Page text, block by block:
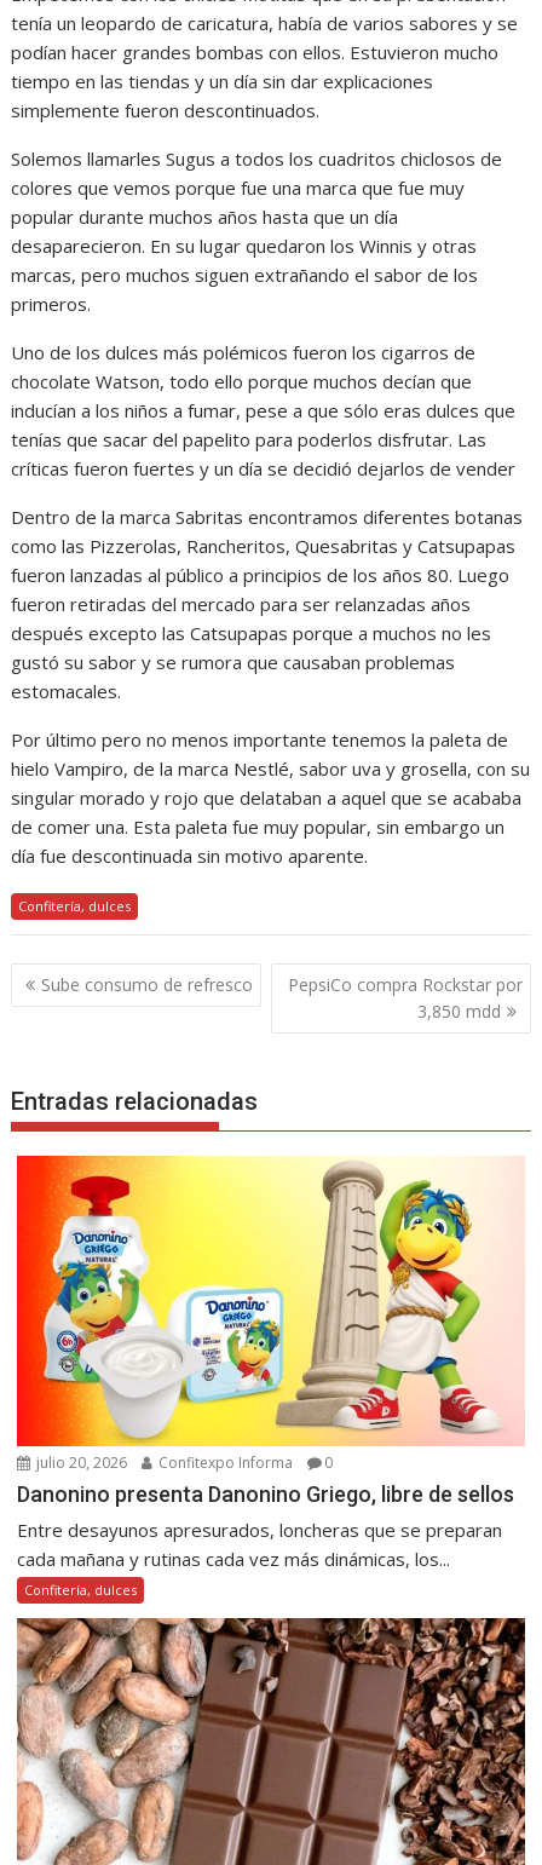
tenía un leopardo de caricatura, había de varios sabores y se
podían hacer grandes bombas con ellos. Estuvieron mucho
tiempo en las tiendas y un día sin dar explicaciones
simplemente fueron descontinuados.
Solemos llamarles Sugus a todos los cuadritos chiclosos de
colores que vemos porque fue una marca que fue muy
popular durante muchos años hasta que un día
desaparecieron. En su lugar quedaron los Winnis y otras
marcas, pero muchos siguen extrañando el sabor de los
primeros.
Uno de los dulces más polémicos fueron los cigarros de
chocolate Watson, todo ello porque muchos decían que
inducían a los niños a fumar, pese a que sólo eras dulces que
tenías que sacar del papelito para poderlos disfrutar. Las
críticas fueron fuertes y un día se decidió dejarlos de vender
Dentro de la marca Sabritas encontramos diferentes botanas
como las Pizzerolas, Rancheritos, Quesabritas y Catsupapas
fueron lanzadas al público a principios de los años 80. Luego
fueron retiradas del mercado para ser relanzadas años
después excepto las Catsupapas porque a muchos no les
gustó su sabor y se rumora que causaban problemas
estomacales.
Por último pero no menos importante tenemos la paleta de
hielo Vampiro, de la marca Nestlé, sabor uva y grosella, con su
singular morado y rojo que delataban a aquel que se acababa
de comer una. Esta paleta fue muy popular, sin embargo un
día fue descontinuada sin motivo aparente.
Confitería, dulces
Navegación
de
Sube consumo de refresco
PepsiCo compra Rockstar por
3,850 mdd
Entradas relacionadas
julio 20, 2026 Confitexpo Informa 0
Danonino presenta Danonino Griego, libre de sellos
Entre desayunos apresurados, loncheras que se preparan
cada mañana y rutinas cada vez más dinámicas, los...
Confitería, dulces